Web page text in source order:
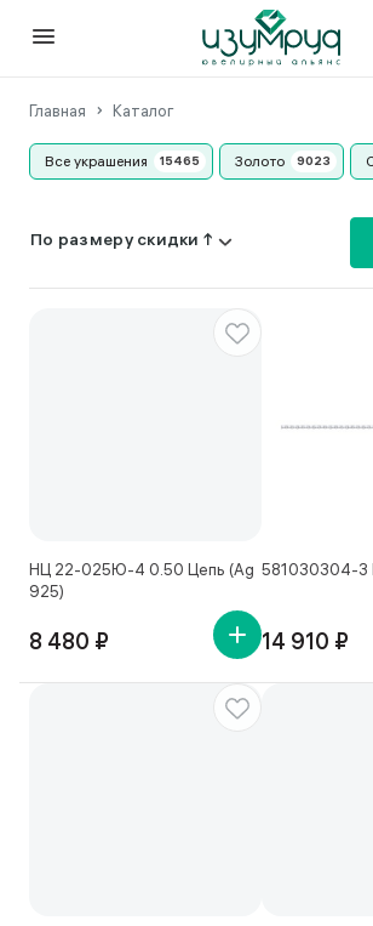
Главная Каталог
Все украшения Золото
НЦ 22-025Ю-4 0.50 Цепь (Ag
925)
8 480 ₽
581030304-3
14 910 ₽